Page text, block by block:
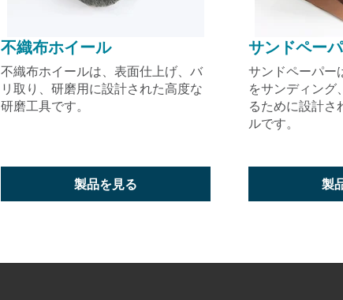
不織布ホイール
不織布ホイールは、表面仕上げ、バ
リ取り、研磨用に設計された高度な
研磨工具です。
製品を見る
サンドペー
サンドペーパー
をサンディング
るために設計さ
ルです。
製